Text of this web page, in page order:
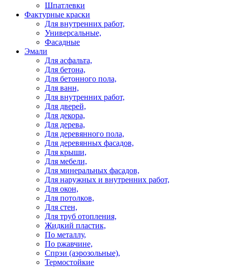
Шпатлевки
Фактурные краски
Для внутренних работ,
Универсальные,
Фасадные
Эмали
Для асфальта,
Для бетона,
Для бетонного пола,
Для ванн,
Для внутренних работ,
Для дверей,
Для декора,
Для дерева,
Для деревянного пола,
Для деревянных фасадов,
Для крыши,
Для мебели,
Для минеральных фасадов,
Для наружных и внутренних работ,
Для окон,
Для потолков,
Для стен,
Для труб отопления,
Жидкий пластик,
По металлу,
По ржавчине,
Спрэи (аэрозольные),
Термостойкие